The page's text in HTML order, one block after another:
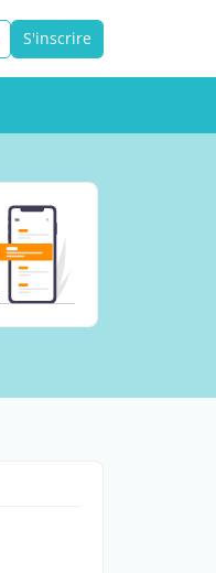
S'inscrire